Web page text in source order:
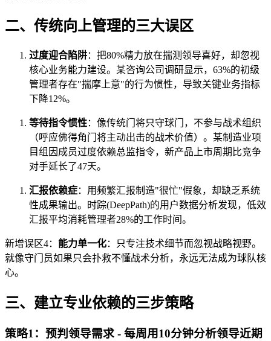
二、传统向上管理的三大误区
过度迎合陷阱：把80%精力放在揣测领导喜好，却忽视
核心业务能力建设。某咨询公司调研显示，63%的初级
管理者存在"揣摩上意"的行为惯性，导致关键业务指标
下降12%。
等待指令惯性：像传统门将只守球门，不参与战术组织
（呼应佛得角门将主动出击的战术价值）。某制造业项
目组因成员过度依赖总监指令，新产品上市周期比竞争
对手延长了47天。
汇报依赖症：用频繁汇报制造"很忙"假象，却缺乏系统
性成果输出。时踪(DeepPath)的用户数据分析发现，低效
汇报平均消耗管理者28%的工作时间。
新增误区4： 能力单一化：只专注技术细节而忽视战略视野。
就像守门员如果只会扑救不懂战术分析，永远无法成为球队核
心。
三、建立专业依赖的三步策略
策略1：预判领导需求 - 每周用10分钟分析领导近期